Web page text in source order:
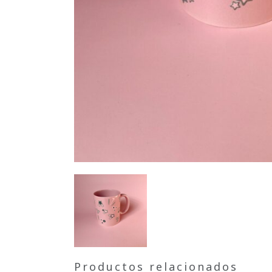
Productos relacionados